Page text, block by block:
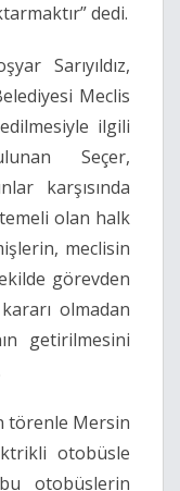
dedi.
Sarıyıldız,
Meclis
ilgili
Seçer,
karşısında
olan halk
meclisin
görevden
olmadan
getirilmesini
törenle Mersin
otobüsle
otobüslerin